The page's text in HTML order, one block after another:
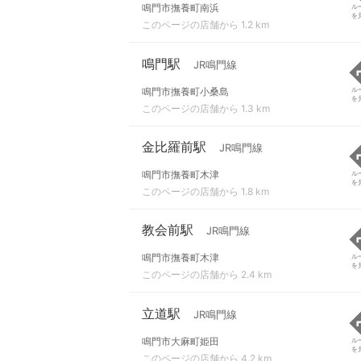
鳴門市撫養町南浜
このページの店舗から 1.2 km
ル
を
鳴門駅 JR鳴門線
鳴門市撫養町小桑島
このページの店舗から 1.3 km
ル
を
金比羅前駅 JR鳴門線
鳴門市撫養町木津
このページの店舗から 1.8 km
ル
を
教会前駅 JR鳴門線
鳴門市撫養町木津
このページの店舗から 2.4 km
ル
を
立道駅 JR鳴門線
鳴門市大麻町姫田
このページの店舗から 4.2 km
ル
を